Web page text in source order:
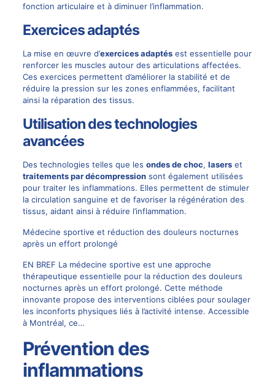
fonction articulaire et à diminuer l’inflammation.
Exercices adaptés
La mise en œuvre d’exercices adaptésest essentielle pour
renforcer les muscles autour des articulations affectées.
Ces exercices permettent d’améliorer la stabilité et de
réduire la pression sur les zones enflammées, facilitant
ainsi la réparation des tissus.
Utilisation des technologies
avancées
Des technologies telles que les ondes de choc, laserset
traitements par décompressionsont également utilisées
pour traiter les inflammations. Elles permettent de stimuler
la circulation sanguine et de favoriser la régénération des
tissus, aidant ainsi à réduire l’inflammation.
Médecine sportive et réduction des douleurs nocturnes
après un effort prolongé
EN BREF La médecine sportive est une approche
thérapeutique essentielle pour la réduction des douleurs
nocturnes après un effort prolongé. Cette méthode
innovante propose des interventions ciblées pour soulager
les inconforts physiques liés à l’activité intense. Accessible
à Montréal, ce…
Prévention des
inflammations